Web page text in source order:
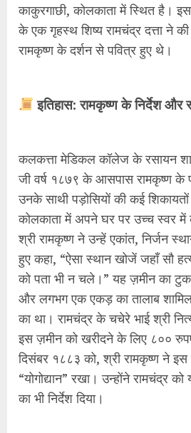
काकुरगाछी, कोलकाता में स्थित है।
के एक गृहस्थ शिष्य रामचंद्र दत्ता ने
रामकृष्ण के दर्शन से पवित्र हुए थे।
इतिहास: रामकृष्ण के निर्देश और
कलकत्ता मेडिकल कॉलेज के रसायन
जी वर्ष १८७९ के आसपास रामकृष्ण
उनके साथी पड़ोसियों की कई
कोलकाता में अपने घर पर उच्च स्वर में
श्री रामकृष्ण ने उन्हें एकांत, निर्जन
हुए कहा, “ऐसा स्थान खोजें जहाँ सौ
को पता भी न चले।” यह ज़मीन का
और लगभग एक एकड़ का तालाब
का था। रामचंद्र के चचेरे भाई श्री
इस ज़मीन को खरीदने के लिए ८००
दिसंबर १८८३ को, श्री रामकृष्ण ने इस
“योगोद्यान” रखा। उन्होंने रामचंद्र
का भी निर्देश दिया।